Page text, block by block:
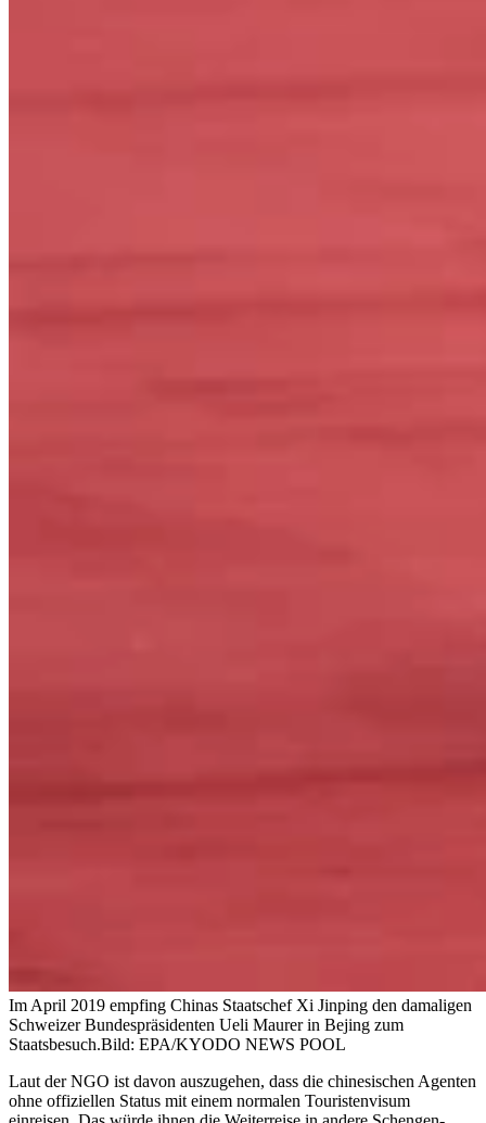
Im April 2019 empfing Chinas Staatschef Xi Jinping den damaligen
Schweizer Bundespräsidenten Ueli Maurer in Bejing zum
Staatsbesuch.Bild: EPA/KYODO NEWS POOL
Laut der NGO ist davon auszugehen, dass die chinesischen Agenten
ohne offiziellen Status mit einem normalen Touristenvisum